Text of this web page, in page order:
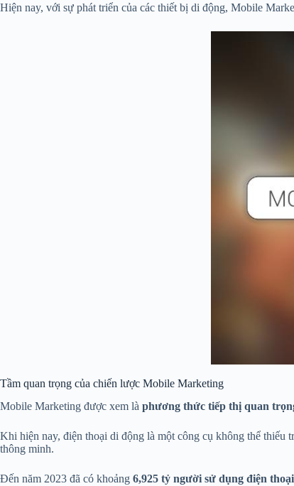
Hiện nay, với sự phát triển của các thiết bị di động, Mobile
Tầm quan trọng của chiến lược Mobile Marketing
Mobile Marketing được xem là phương thức tiếp thị quan
Khi hiện nay, điện thoại di động là một công cụ không thể thiếu
thông minh.
Đến năm 2023 đã có khoảng 6,925 tỷ người sử dụng điện thoại